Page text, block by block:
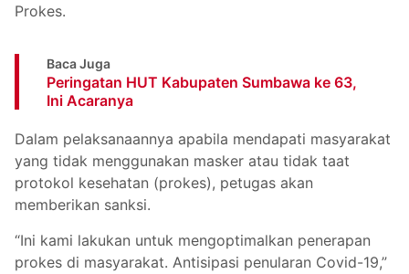
Prokes.
Baca Juga
Peringatan HUT Kabupaten Sumbawa ke 63,
Ini Acaranya
Dalam pelaksanaannya apabila mendapati masyarakat
yang tidak menggunakan masker atau tidak taat
protokol kesehatan (prokes), petugas akan
memberikan sanksi.
“Ini kami lakukan untuk mengoptimalkan penerapan
prokes di masyarakat. Antisipasi penularan Covid-19,”